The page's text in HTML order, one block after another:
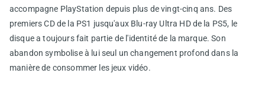
accompagne PlayStation depuis plus de vingt-cinq ans. Des
premiers CD de la PS1 jusqu'aux Blu-ray Ultra HD de la PS5, le
disque a toujours fait partie de l'identité de la marque. Son
abandon symbolise à lui seul un changement profond dans la
manière de consommer les jeux vidéo.